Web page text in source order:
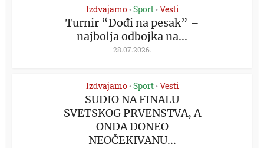
Izdvajamo • Sport • Vesti
Turnir “Dođi na pesak” –
najbolja odbojka na...
28.07.2026.
Izdvajamo • Sport • Vesti
SUDIO NA FINALU
SVETSKOG PRVENSTVA, A
ONDA DONEO
NEOČEKIVANU...